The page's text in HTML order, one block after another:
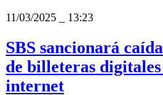
11/03/2025
13:23
SBS sancionará
de billeteras
internet